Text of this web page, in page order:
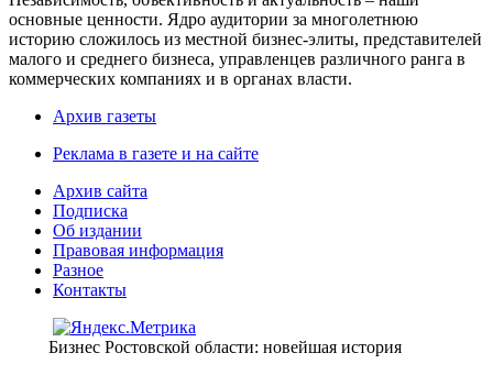
основные ценности. Ядро аудитории за многолетнюю
историю сложилось из местной бизнес-элиты, представителей
малого и среднего бизнеса, управленцев различного ранга в
коммерческих компаниях и в органах власти.
Архив газеты
Реклама в газете и на сайте
Архив сайта
Подписка
Об издании
Правовая информация
Разное
Контакты
Бизнес Ростовской области: новейшая история